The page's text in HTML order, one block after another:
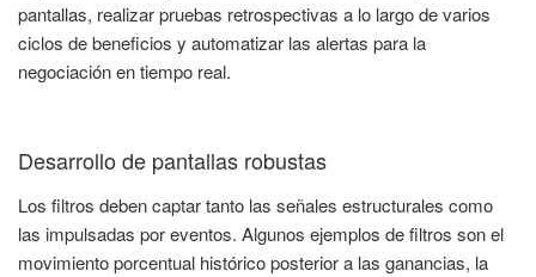
pantallas, realizar pruebas retrospectivas a lo largo de varios
ciclos de beneficios y automatizar las alertas para la
negociación en tiempo real.
Desarrollo de pantallas robustas
Los filtros deben captar tanto las señales estructurales como
las impulsadas por eventos. Algunos ejemplos de filtros son el
movimiento porcentual histórico posterior a las ganancias, la